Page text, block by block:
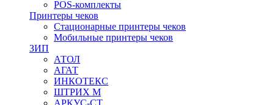
POS-комплекты
Принтеры чеков
Стационарные принтеры чеков
Мобильные принтеры чеков
ЗИП
АТОЛ
АГАТ
ИНКОТЕКС
ШТРИХ М
АРКУС-СТ